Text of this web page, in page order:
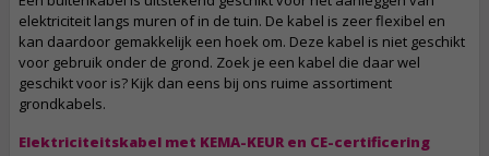
elektriciteit langs muren of in de tuin. De kabel is zeer flexibel en
kan daardoor gemakkelijk een hoek om. Deze kabel is niet geschikt
voor gebruik onder de grond. Zoek je een kabel die daar wel
geschikt voor is? Kijk dan eens bij ons ruime assortiment
grondkabels.
Elektriciteitskabel met KEMA-KEUR en CE-certificering